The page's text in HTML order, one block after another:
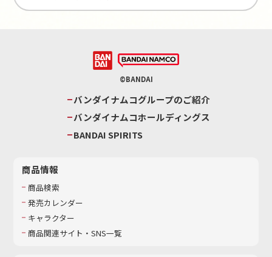
©BANDAI
バンダイナムコグループのご紹介
バンダイナムコホールディングス
BANDAI SPIRITS
商品情報
商品検索
発売カレンダー
キャラクター
商品関連サイト・SNS一覧